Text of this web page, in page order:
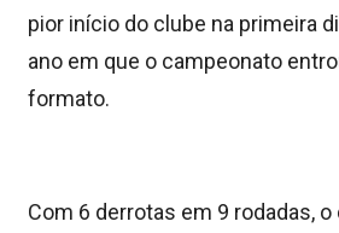
pior início do clube na primeira
ano em que o campeonato
formato.
Com 6 derrotas em 9 rodadas,